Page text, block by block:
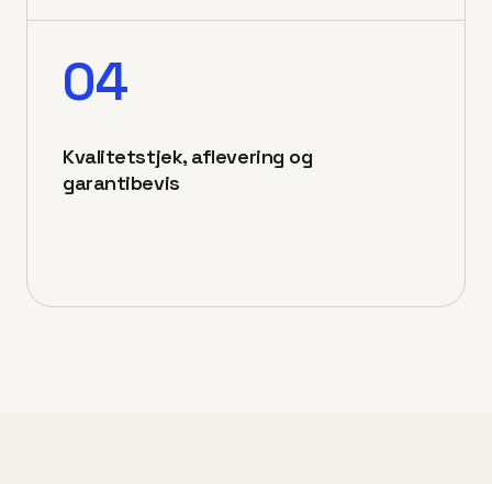
04
Kvalitetstjek, aflevering og
garantibevis